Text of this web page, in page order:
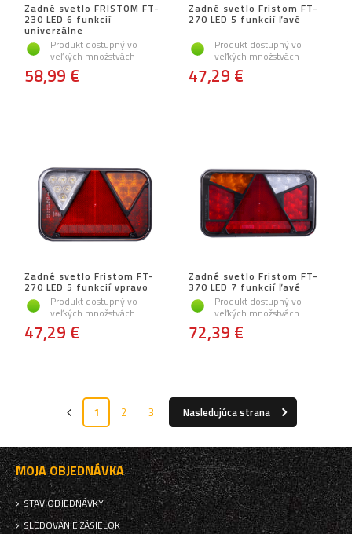
Zadné svetlo FRISTOM FT-
230 LED 6 funkcií
univerzálne
Produkt dostupný vo
veľkých množstvách
58,99 €
Zadné svetlo Fristom FT-
270 LED 5 funkcií ľavé
Produkt dostupný vo
veľkých množstvách
47,29 €
Zadné svetlo Fristom FT-
270 LED 5 funkcií vpravo
Produkt dostupný vo
veľkých množstvách
47,29 €
Zadné svetlo Fristom FT-
370 LED 7 funkcií ľavé
Produkt dostupný vo
veľkých množstvách
72,39 €
1 2 3 Nasledujúca strana
MOJA OBJEDNÁVKA
STAV OBJEDNÁVKY
SLEDOVANIE ZÁSIELOK